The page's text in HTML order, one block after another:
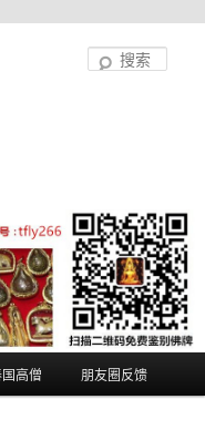
高僧 朋友圈反馈